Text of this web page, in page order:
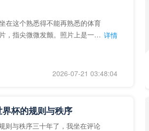
在这个熟悉得不能再熟悉的体育
，指尖微微发颤。照片上是一个 详情
2026-07-21 03:48:04
杯的规则与秩序
则与秩序三十年了，我坐在评论